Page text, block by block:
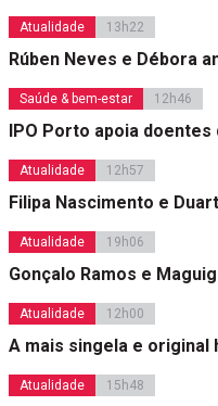
Atualidade 13h22
Rúben Neves e Débora
Saúde & bem-estar 12h46
IPO Porto apoia
Atualidade 12h57
Filipa Nascimento e
Atualidade 19h06
Gonçalo Ramos e
Atualidade 12h00
A mais singela e original
Atualidade 15h48